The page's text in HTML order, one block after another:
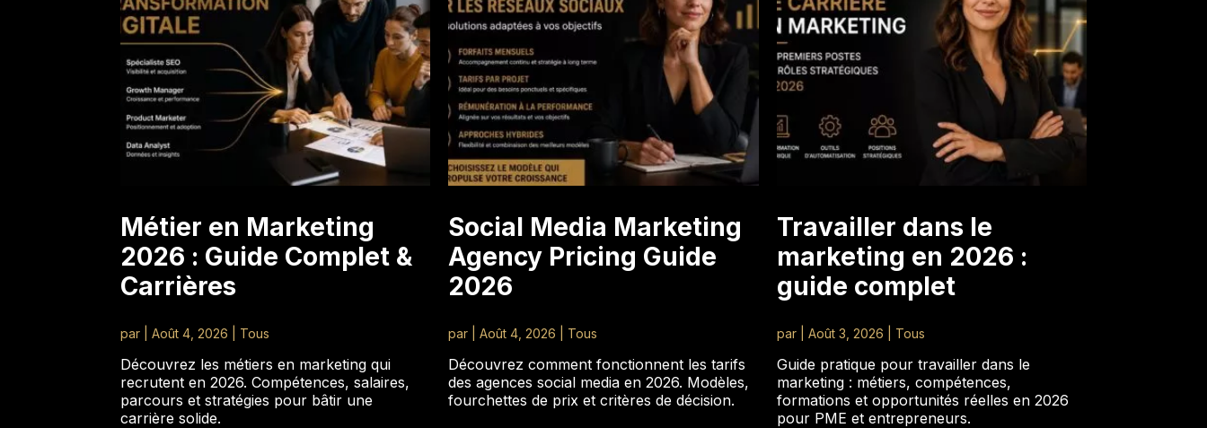
Métier en Marketing
2026 : Guide Complet &
Carrières
par |Août 4, 2026 Tous
Découvrez les métiers en marketing qui
recrutent en 2026. Compétences, salaires,
parcours et stratégies pour bâtir une
carrière solide.
Social Media Marketing
Agency Pricing Guide
2026
par |Août 4, 2026 Tous
Découvrez comment fonctionnent les tarifs
des agences social media en 2026. Modèles,
fourchettes de prix et critères de décision.
Travailler dans le
marketing en 2026 :
guide complet
par Août 3, 2026 Tous
Guide pratique pour travailler dans le
marketing : métiers, compétences,
formations et opportunités réelles en 2026
pour PME et entrepreneurs.